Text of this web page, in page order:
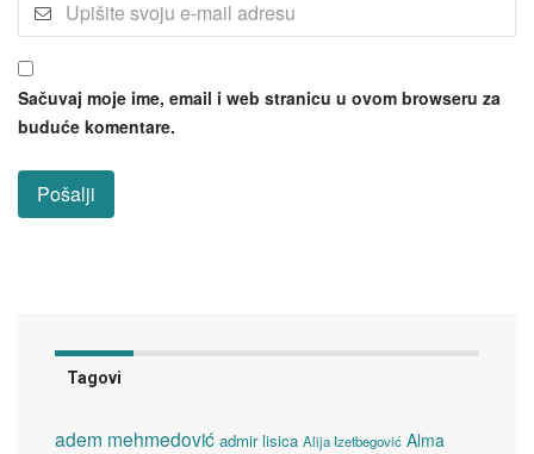
Sačuvaj moje ime, email i web stranicu u ovom browseru za
buduće komentare.
Tagovi
adem mehmedović admir lisica Alija Izetbegović Alma